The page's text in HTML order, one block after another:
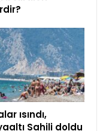
ısındı,
Sahili doldu